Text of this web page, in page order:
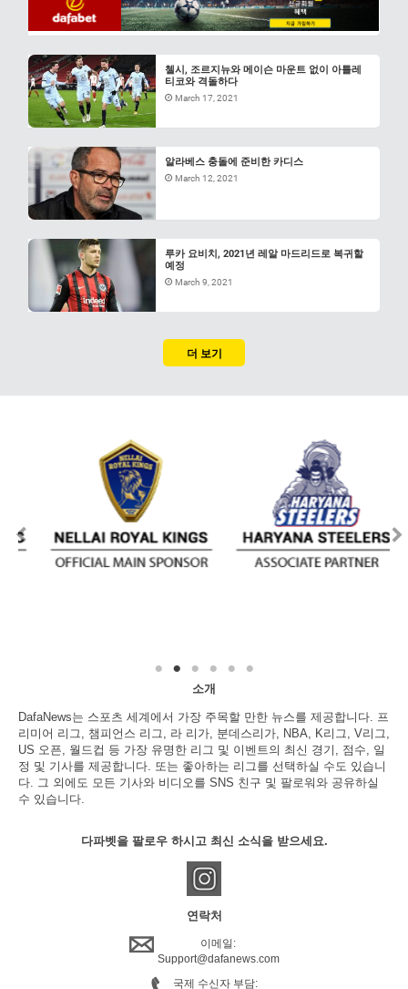
첼시, 조르지뉴와 메이슨 마운트 없이 아틀레
티코와 격돌하다
March 17, 2021
알라베스 충돌에 준비한 카디스
March 12, 2021
루카 요비치, 2021년 레알 마드리드로 복귀할
예정
March 9, 2021
더 보기
소개
DafaNews는 스포츠 세계에서 가장 주목할 만한 뉴스를 제공합니다. 프
리미어 리그, 챔피언스 리그, 라 리가, 분데스리가, NBA, K리그, V리그,
US 오픈, 월드컵 등 가장 유명한 리그 및 이벤트의 최신 경기, 점수, 일
정 및 기사를 제공합니다. 또는 좋아하는 리그를 선택하실 수도 있습니
다. 그 외에도 모든 기사와 비디오를 SNS 친구 및 팔로워와 공유하실
수 있습니다.
다파벳을 팔로우 하시고 최신 소식을 받으세요.
연락처
이메일:
Support@dafanews.com
국제 수신자 부담: